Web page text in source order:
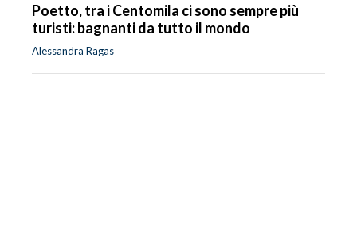
Poetto, tra i Centomila ci sono sempre più
turisti: bagnanti da tutto il mondo
Alessandra Ragas